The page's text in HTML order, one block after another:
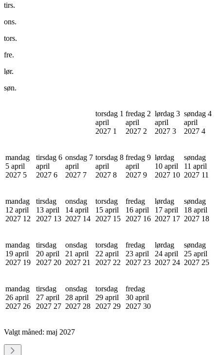
tirs.
ons.
tors.
fre.
lør.
søn.
torsdag 1
april
2027 1
fredag 2
april
2027 2
lørdag 3
april
2027 3
søndag 4
april
2027 4
mandag
5 april
2027 5
tirsdag 6
april
2027 6
onsdag 7
april
2027 7
torsdag 8
april
2027 8
fredag 9
april
2027 9
lørdag
10 april
2027 10
søndag
11 april
2027 11
mandag
12 april
2027 12
tirsdag
13 april
2027 13
onsdag
14 april
2027 14
torsdag
15 april
2027 15
fredag
16 april
2027 16
lørdag
17 april
2027 17
søndag
18 april
2027 18
mandag
19 april
2027 19
tirsdag
20 april
2027 20
onsdag
21 april
2027 21
torsdag
22 april
2027 22
fredag
23 april
2027 23
lørdag
24 april
2027 24
søndag
25 april
2027 25
mandag
26 april
2027 26
tirsdag
27 april
2027 27
onsdag
28 april
2027 28
torsdag
29 april
2027 29
fredag
30 april
2027 30
Valgt måned: maj 2027